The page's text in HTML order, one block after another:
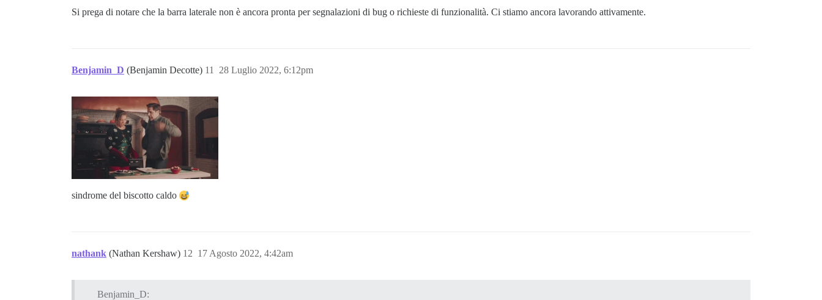
Si prega di notare che la barra laterale non è ancora pronta per segnalazioni di bug o richieste di funzionalità. Ci stiamo ancora lavorando attivamente.
Benjamin_D (Benjamin Decotte) 28 Luglio 2022, 6:12pm
11
sindrome del biscotto caldo
nathank (Nathan Kershaw) 17 Agosto 2022, 4:42am
12
Benjamin_D: